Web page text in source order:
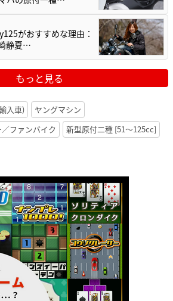
がおすすめな理由：
静夏…
もっと見る
ファンバイク
新型原付二種 [51〜125cc]